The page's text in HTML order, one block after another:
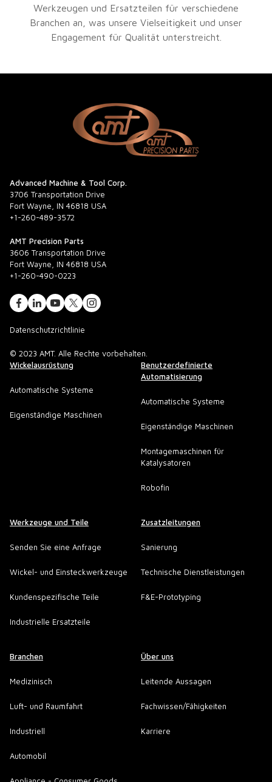
Werkzeugen und Ersatzteilen für verschiedene
Branchen an, was unsere Vielseitigkeit und unser
Engagement für Qualität unterstreicht.
Advanced Machine & Tool Corp.
3706 Transportation Drive
Fort Wayne, IN 46818 USA
+1-260-489-3572
AMT Precision Parts
3606 Transportation Drive
Fort Wayne, IN 46818 USA
+1-260-490-0223
Datenschutzrichtlinie
© 2023 AMT. Alle Rechte vorbehalten.
Wickelausrüstung
Automatische Systeme
Eigenständige Maschinen
Benutzerdefinierte
Automatisierung
Automatische Systeme
Eigenständige Maschinen
Montagemaschinen für
Katalysatoren
Robofin
Werkzeuge und Teile
Senden Sie eine Anfrage
Wickel- und Einsteckwerkzeuge
Kundenspezifische Teile
Industrielle Ersatzteile
Zusatzleitungen
Sanierung
Technische Dienstleistungen
F&E-Prototyping
Branchen
Medizinisch
Luft- und Raumfahrt
Industriell
Automobil
Über uns
Leitende Aussagen
Fachwissen/Fähigkeiten
Karriere